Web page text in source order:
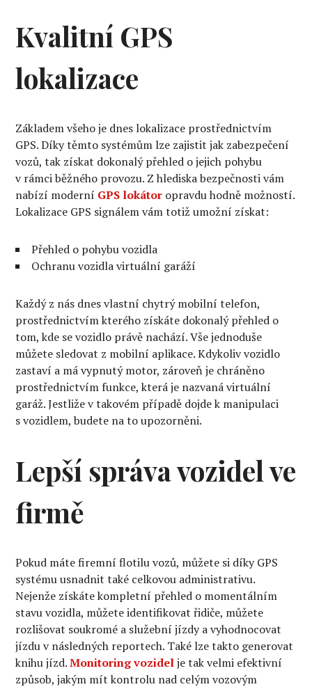
Kvalitní GPS
lokalizace
Základem všeho je dnes lokalizace prostřednictvím
GPS. Díky těmto systémům lze zajistit jak zabezpečení
vozů, tak získat dokonalý přehled o jejich pohybu
v rámci běžného provozu. Z hlediska bezpečnosti vám
nabízí moderní GPS lokátor opravdu hodně možností.
Lokalizace GPS signálem vám totiž umožní získat:
Přehled o pohybu vozidla
Ochranu vozidla virtuální garáží
Každý z nás dnes vlastní chytrý mobilní telefon,
prostřednictvím kterého získáte dokonalý přehled o
tom, kde se vozidlo právě nachází. Vše jednoduše
můžete sledovat z mobilní aplikace. Kdykoliv vozidlo
zastaví a má vypnutý motor, zároveň je chráněno
prostřednictvím funkce, která je nazvaná virtuální
garáž. Jestliže v takovém případě dojde k manipulaci
s vozidlem, budete na to upozorněni.
Lepší správa vozidel ve
firmě
Pokud máte firemní flotilu vozů, můžete si díky GPS
systému usnadnit také celkovou administrativu.
Nejenže získáte kompletní přehled o momentálním
stavu vozidla, můžete identifikovat řidiče, můžete
rozlišovat soukromé a služební jízdy a vyhodnocovat
jízdu v následných reportech. Také lze takto generovat
knihu jízd.Monitoring vozidelje tak velmi efektivní
způsob, jakým mít kontrolu nad celým vozovým